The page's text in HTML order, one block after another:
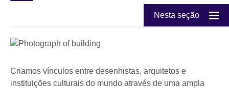
Nesta seção
Criamos vínculos entre desenhistas, arquitetos e
instituições culturais do mundo através de uma ampla